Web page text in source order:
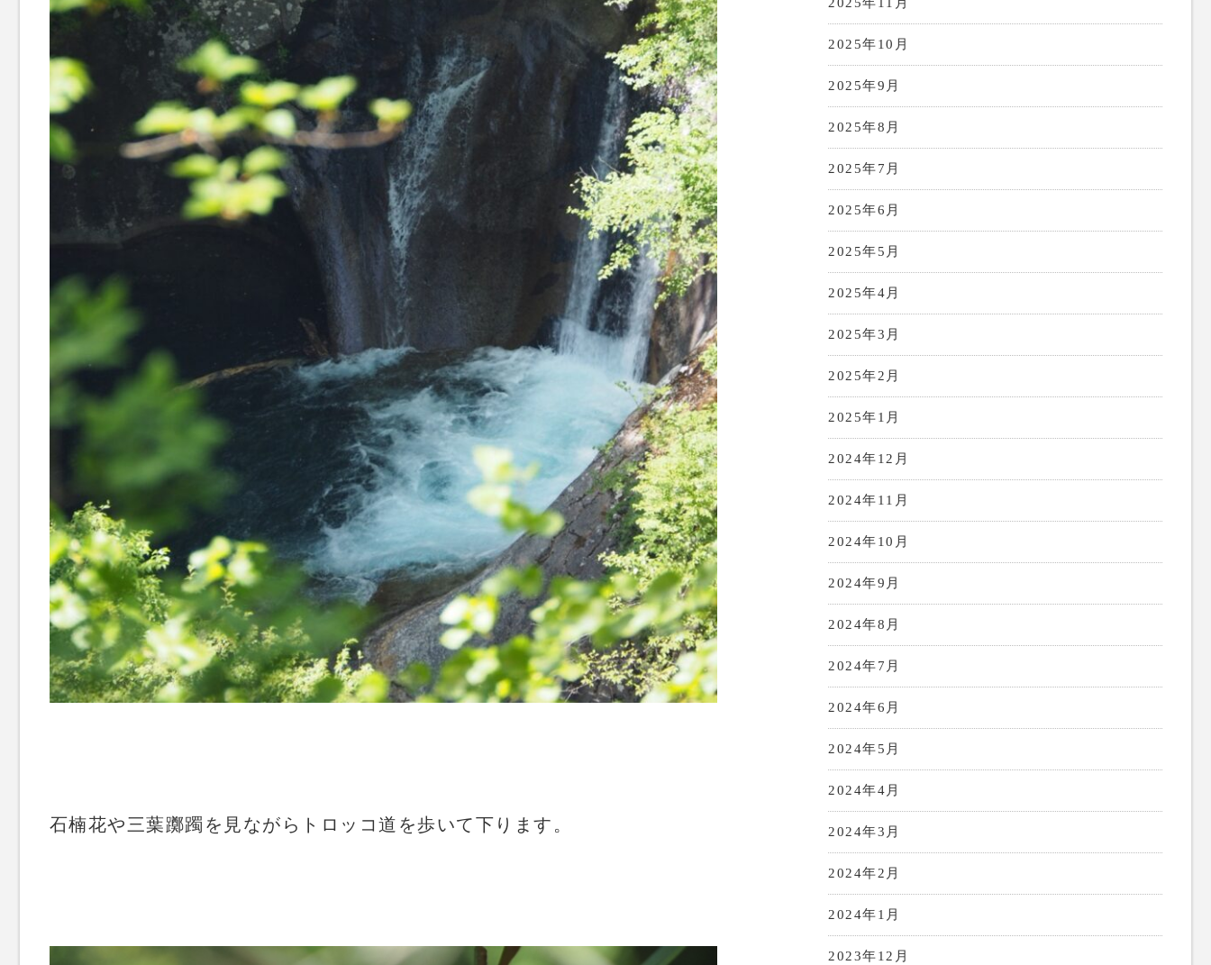
石楠花や三葉躑躅を見ながらトロッコ道を歩いて下ります。
2025年10月
2025年9月
2025年8月
2025年7月
2025年6月
2025年5月
2025年4月
2025年3月
2025年2月
2025年1月
2024年12月
2024年11月
2024年10月
2024年9月
2024年8月
2024年7月
2024年6月
2024年5月
2024年4月
2024年3月
2024年2月
2024年1月
2023年12月